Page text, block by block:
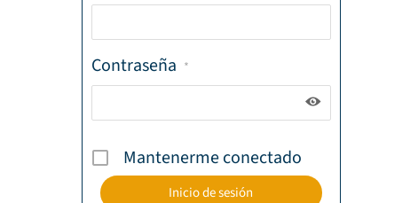
Contraseña *
Mantenerme conectado